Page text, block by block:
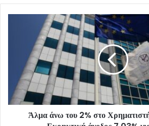
Άλμα άνω του 2% στο